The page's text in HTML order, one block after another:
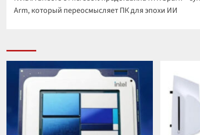
Arm, который переосмысляет ПК для эпохи ИИ